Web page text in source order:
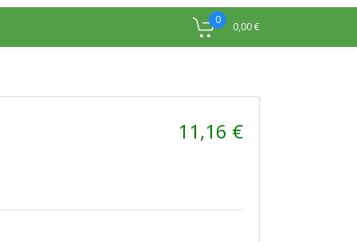
0
0,00€
11,16 €